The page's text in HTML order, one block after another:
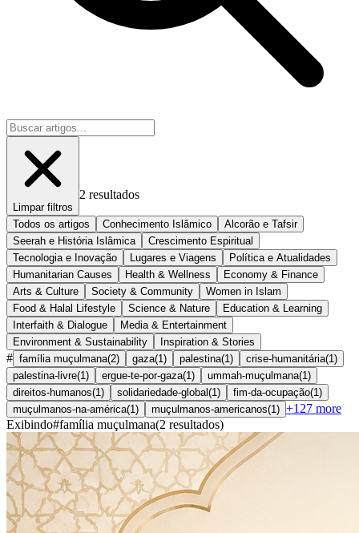
Limpar filtros
2 resultados
Todos os artigos Conhecimento Islâmico
Alcorão e Tafsir
Seerah e História Islâmica
Crescimento Espiritual
Tecnologia e Inovação
Lugares e Viagens
Política e Atualidades
Humanitarian Causes
Health & Wellness
Economy & Finance
Arts & Culture
Society & Community
Women in Islam
Food & Halal Lifestyle
Science & Nature
Education & Learning
Interfaith & Dialogue
Media & Entertainment
Environment & Sustainability
Inspiration & Stories
# família muçulmana(2) gaza(1 ) palestina(1 ) crise-humanitária(1 )
palestina-livre(1 ) ergue-te-por-gaza(1 ) ummah-muçulmana(1 )
direitos-humanos(1 ) solidariedade-global (1 ) fim-da-ocupação(1 )
muçulmanos-na-américa(1 ) muçulmanos-americanos(1 ) +127 more
Exibindo#família muçulmana(2 resultados)